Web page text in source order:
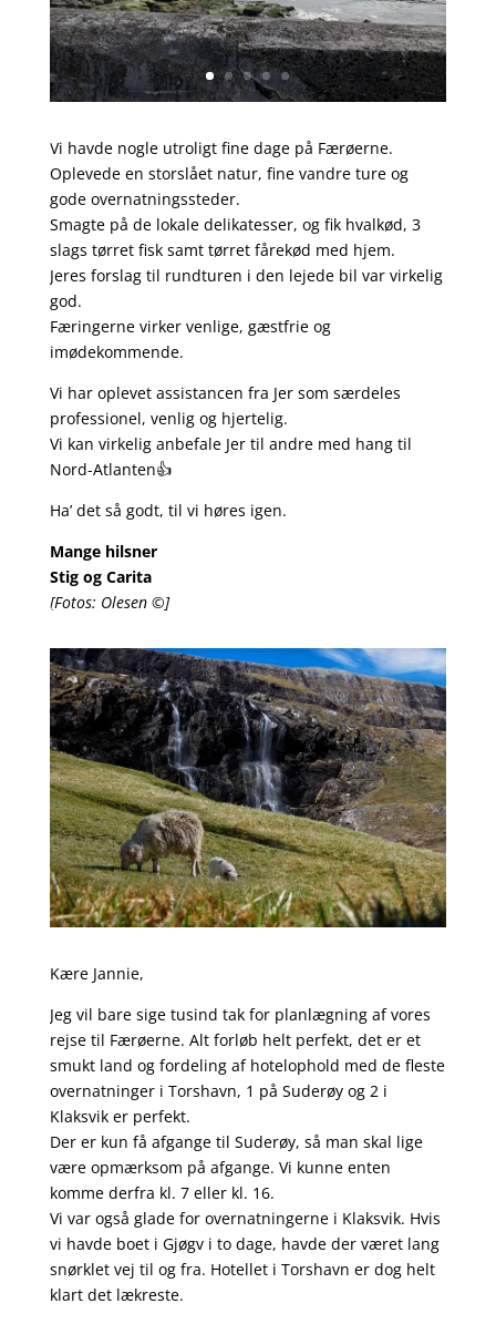
Vi havde nogle utroligt fine dage på Færøerne.
Oplevede en storslået natur, fine vandre ture og
gode overnatningssteder.
Smagte på de lokale delikatesser, og fik hvalkød, 3
slags tørret fisk samt tørret fårekød med hjem.
Jeres forslag til rundturen i den lejede bil var virkelig
god.
Færingerne virker venlige, gæstfrie og
imødekommende.
Vi har oplevet assistancen fra Jer som særdeles
professionel, venlig og hjertelig.
Vi kan virkelig anbefale Jer til andre med hang til
Nord-Atlanten👍
Ha’ det så godt, til vi høres igen.
Mange hilsner
Stig og Carita
[Fotos: Olesen ©]
Kære Jannie,
Jeg vil bare sige tusind tak for planlægning af vores
rejse til Færøerne. Alt forløb helt perfekt, det er et
smukt land og fordeling af hotelophold med de fleste
overnatninger i Torshavn, 1 på Suderøy og 2 i
Klaksvik er perfekt.
Der er kun få afgange til Suderøy, så man skal lige
være opmærksom på afgange. Vi kunne enten
komme derfra kl. 7 eller kl. 16.
Vi var også glade for overnatningerne i Klaksvik. Hvis
vi havde boet i Gjøgv i to dage, havde der været lang
snørklet vej til og fra. Hotellet i Torshavn er dog helt
klart det lækreste.